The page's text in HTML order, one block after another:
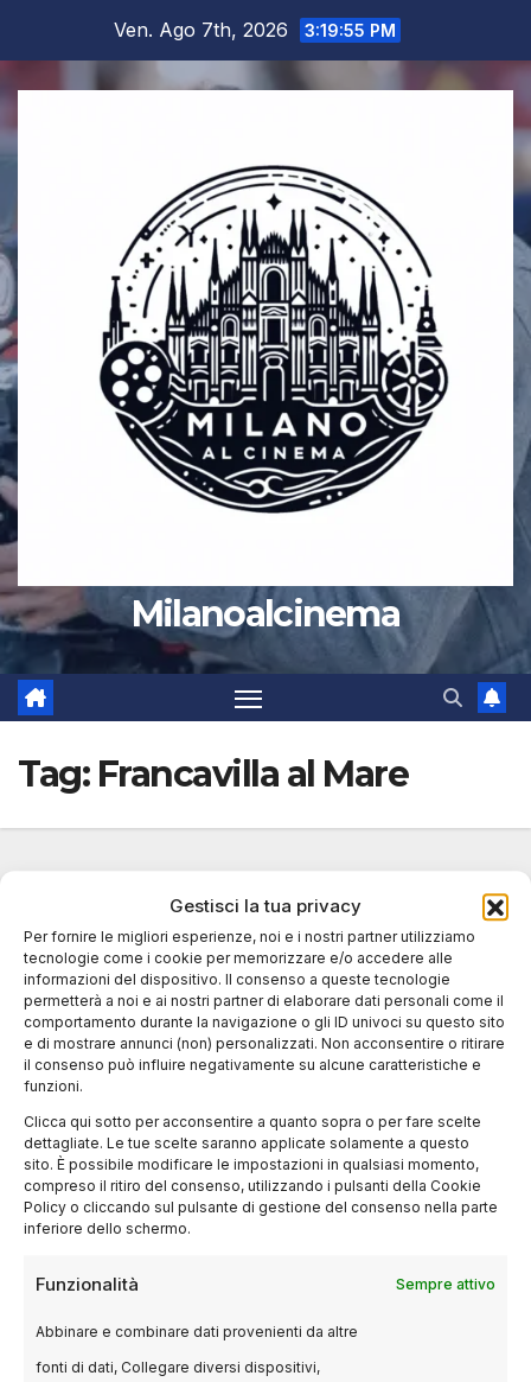
Gestisci la tua privacy
Per fornire le migliori esperienze, noi e i nostri partner utilizziamo
tecnologie come i cookie per memorizzare e/o accedere alle
informazioni del dispositivo. Il consenso a queste tecnologie
permetterà a noi e ai nostri partner di elaborare dati personali come il
comportamento durante la navigazione o gli ID univoci su questo sito
e di mostrare annunci (non) personalizzati. Non acconsentire o ritirare
il consenso può influire negativamente su alcune caratteristiche e
funzioni.
Clicca qui sotto per acconsentire a quanto sopra o per fare scelte
dettagliate. Le tue scelte saranno applicate solamente a questo
sito. È possibile modificare le impostazioni in qualsiasi momento,
compreso il ritiro del consenso, utilizzando i pulsanti della Cookie
Policy o cliccando sul pulsante di gestione del consenso nella parte
inferiore dello schermo.
Funzionalità Sempre attivo
Abbinare e combinare dati provenienti da altre
fonti di dati, Collegare diversi dispositivi,
contenuto
Ven. Ago 7th, 2026 3:19:55 PM
Milanoalcinema
Tag: Francavilla al Mare
cinema indipendente conquista la
costa abruzzese